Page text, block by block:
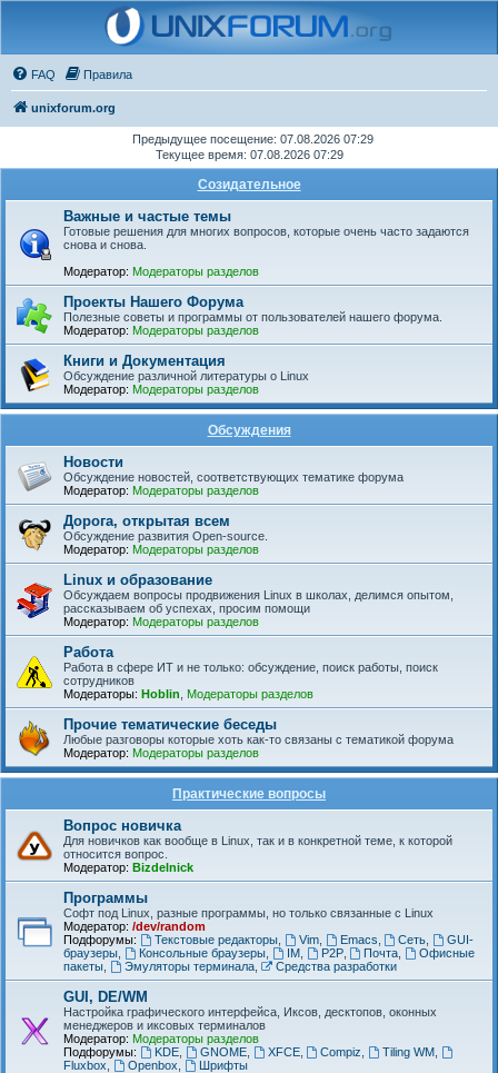
FAQ Правила
unixforum.org
Предыдущее посещение: 07.08.2026 07:29
Текущее время: 07.08.2026 07:29
Созидательное
Важные и частые темы
Готовые решения для многих вопросов, которые очень часто задаются
снова и снова.
Модератор: Модераторы разделов
Проекты Нашего Форума
Полезные советы и программы от пользователей нашего форума.
Модератор: Модераторы разделов
Книги и Документация
Обсуждение различной литературы о Linux
Модератор: Модераторы разделов
Обсуждения
Новости
Обсуждение новостей, соответствующих тематике форума
Модератор: Модераторы разделов
Дорога, открытая всем
Обсуждение развития Open-source.
Модератор: Модераторы разделов
Linux и образование
Обсуждаем вопросы продвижения Linux в школах, делимся опытом,
рассказываем об успехах, просим помощи
Модератор: Модераторы разделов
Работа
Работа в сфере ИТ и не только: обсуждение, поиск работы, поиск
сотрудников
Модераторы: Hoblin Модераторы разделов
Прочие тематические беседы
Любые разговоры которые хоть как-то связаны с тематикой форума
Модератор: Модераторы разделов
Практические вопросы
Вопрос новичка
Для новичков как вообще в Linux, так и в конкретной теме, к которой
относится вопрос.
Модератор: Bizdelnick
Программы
Софт под Linux, разные программы, но только связанные с Linux
Модератор: /dev/random
Подфорумы:
Текстовые редакторы, Vim, Emacs Сеть
GUI-
браузеры
Консольные браузеры, IM, P2P, Почта
Офисные
пакеты
Эмуляторы терминала, Средства разработки
GUI, DE/WM
Настройка графического интерфейса, Иксов, десктопов, оконных
менеджеров и иксовых терминалов
Модератор: Модераторы разделов
Подфорумы:
KDE, GNOME, XFCE, Compiz Tiling WM
Fluxbox
Openbox Шрифты